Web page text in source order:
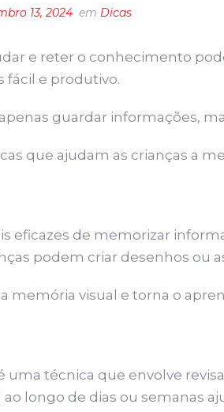
13, 2024 em Dicas
e reter o conhecimento
fácil e produtivo.
guardar informações,
que ajudam as crianças a
eficazes de memorizar
podem criar desenhos ou
memória visual e torna o
uma técnica que envolve
longo de dias ou semanas